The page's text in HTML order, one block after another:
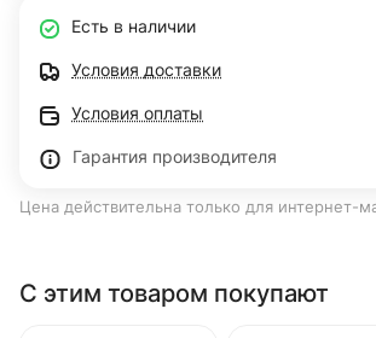
Есть в наличии
Условия доставки
Условия оплаты
Гарантия производителя
Цена действительна только для интернет-
С этим товаром покупают